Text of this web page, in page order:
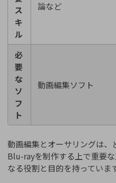
ス
キ
ル
論など
必
要
な
ソ
フ
ト
動画編集ソフト
動画編集とオーサリングは、
Blu-rayを制作する上で重要
なる役割と目的を持っていま